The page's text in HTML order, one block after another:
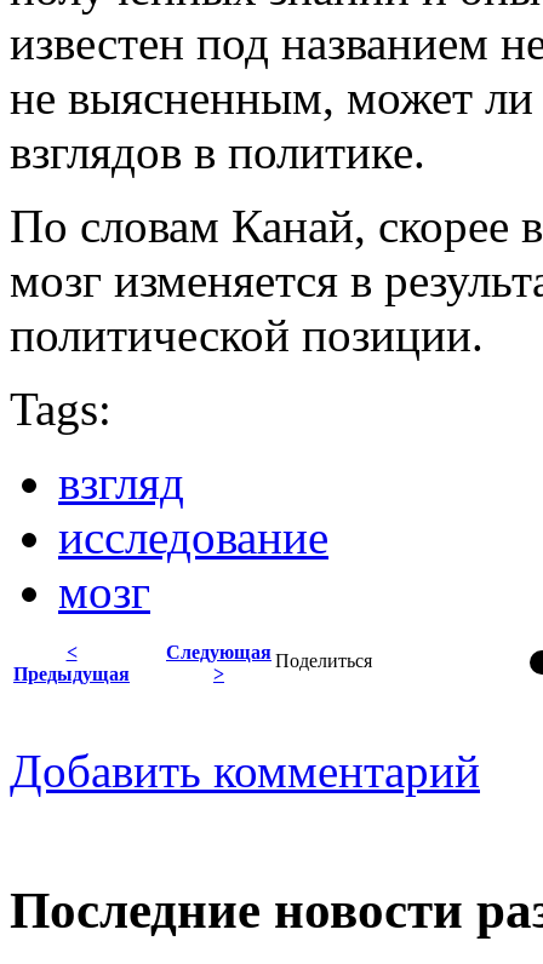
известен под названием
не выясненным, может ли
взглядов в политике.
По словам Канай, скорее
мозг изменяется в
политической позиции.
Tags:
взгляд
исследование
мозг
Поделиться
<
Предыдущая
Следующая
>
Добавить комментарий
Последние новости